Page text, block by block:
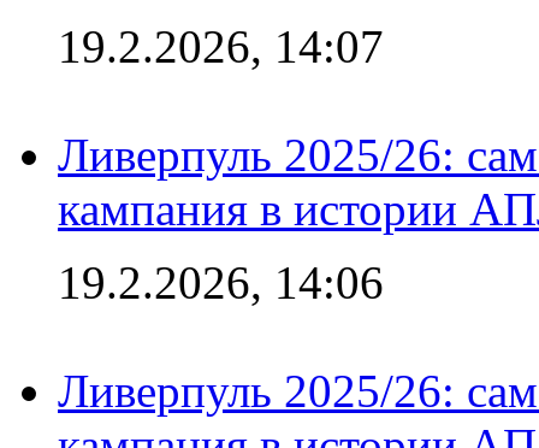
19.2.2026, 14:07
Ливерпуль 2025/26:
кампания в истории
19.2.2026, 14:06
Ливерпуль 2025/26: